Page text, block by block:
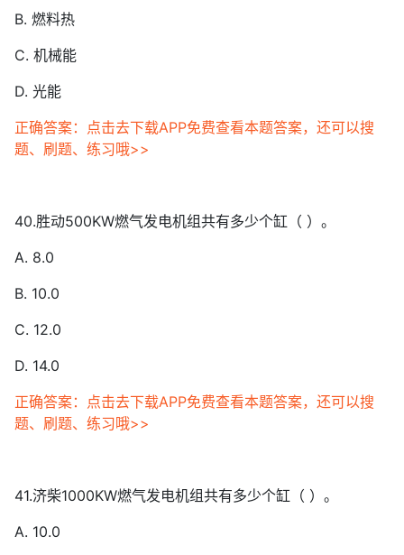
B. 燃料热
C. 机械能
D. 光能
正确答案：点击去下载APP免费查看本题答案，还可以搜
题、刷题、练习哦>>
40.胜动500KW燃气发电机组共有多少个缸（ ）。
A. 8.0
B. 10.0
C. 12.0
D. 14.0
正确答案：点击去下载APP免费查看本题答案，还可以搜
题、刷题、练习哦>>
41.济柴1000KW燃气发电机组共有多少个缸（ ）。
A. 10.0